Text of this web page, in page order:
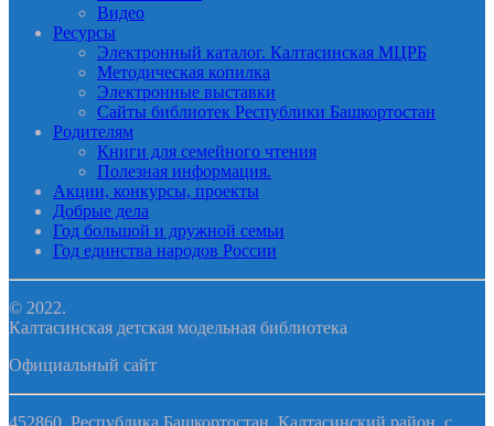
Видео
Ресурсы
Электронный каталог. Калтасинская МЦРБ
Методическая копилка
Электронные выставки
Сайты библиотек Республики Башкортостан
Родителям
Книги для семейного чтения
Полезная информация.
Акции, конкурсы, проекты
Добрые дела
Год большой и дружной семьи
Год единства народов России
© 2022.
Калтасинская детская модельная библиотека
Официальный сайт
452860, Республика Башкортостан, Калтасинский район, с.